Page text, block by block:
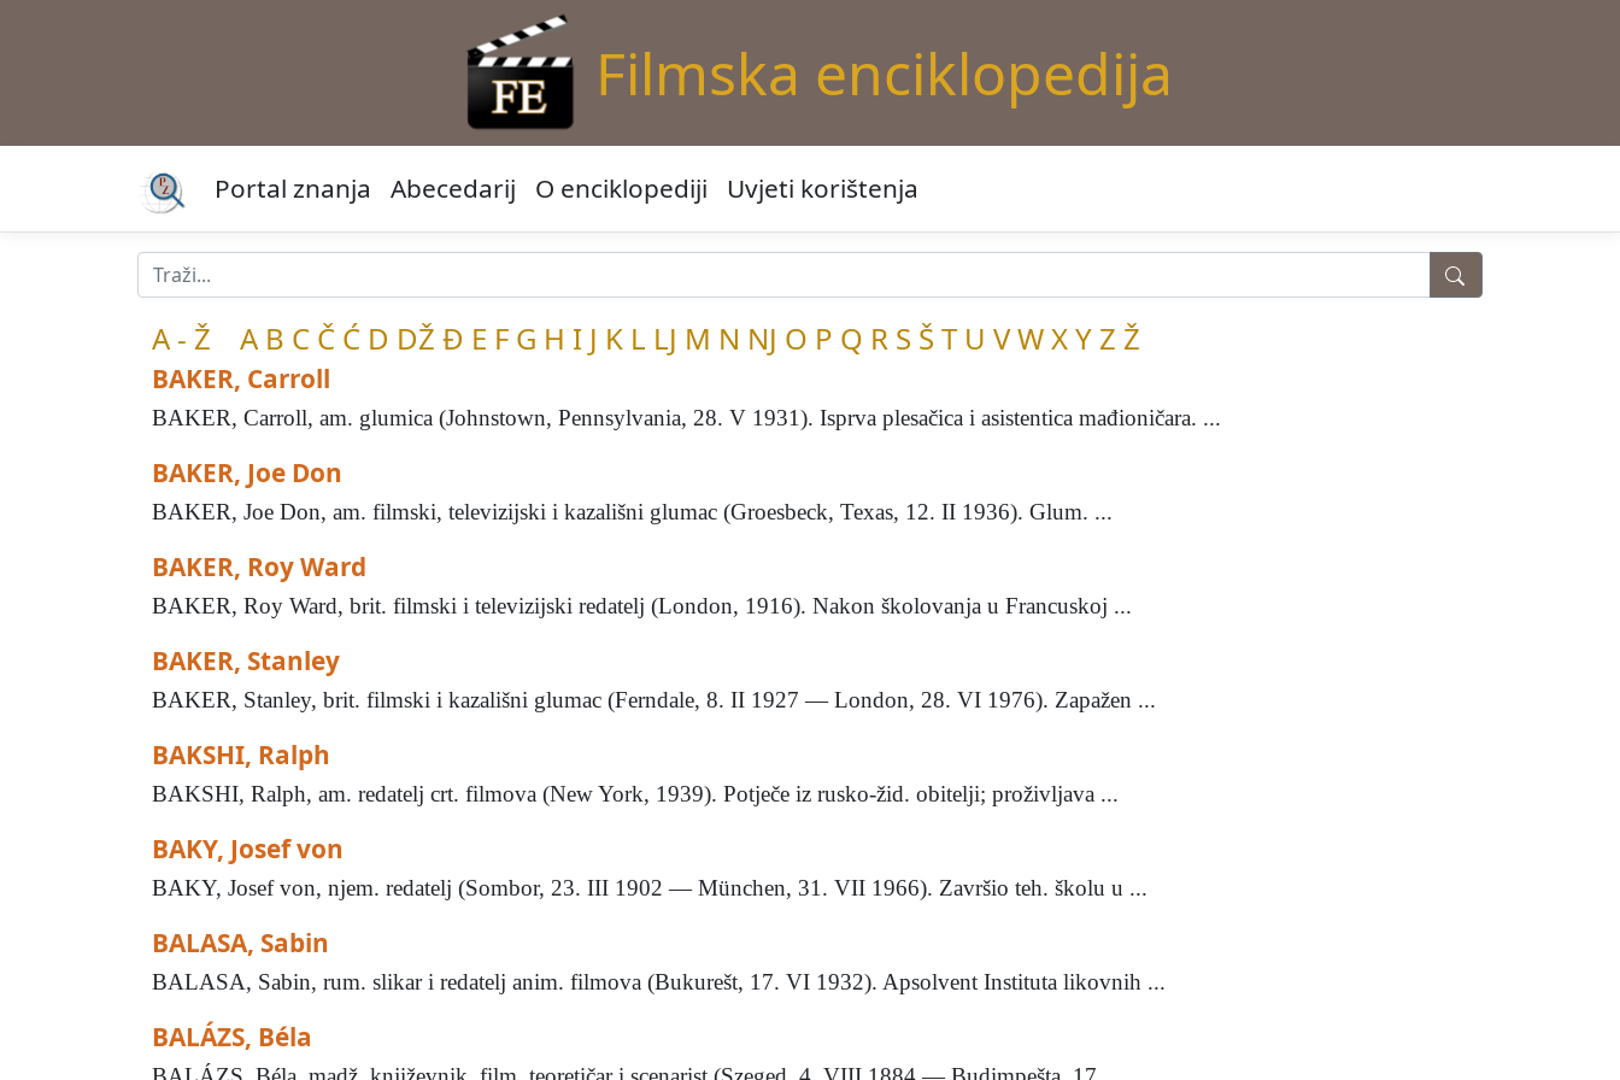
Filmska enciklopedija
Portal znanja Abecedarij O enciklopediji Uvjeti korištenja
A - Ž A B C Č Ć D DŽ Đ E F G H I J K L LJ M N NJ O P Q R S Š T U VWXY Z Ž
BAKER, Carroll
BAKER, Carroll, am. glumica (Johnstown, Pennsylvania, 28. V 1931). Isprva plesačica i asistentica mađioničara. ...
BAKER, Joe Don
BAKER, Joe Don, am. filmski, televizijski i kazališni glumac (Groesbeck, Texas, 12. II 1936). Glum. ...
BAKER, Roy Ward
BAKER, Roy Ward, brit. filmski i televizijski redatelj (London, 1916). Nakon školovanja u Francuskoj ...
BAKER, Stanley
BAKER, Stanley, brit. filmski i kazališni glumac (Ferndale, 8. II 1927 — London, 28. VI 1976). Zapažen ...
BAKSHI, Ralph
BAKSHI, Ralph, am. redatelj crt. filmova (New York, 1939). Potječe iz rusko-žid. obitelji; proživljava ...
BAKY, Josef von
BAKY, Josef von, njem. redatelj (Sombor, 23. III 1902 — München, 31. VII 1966). Završio teh. školu u ...
BALASA, Sabin
BALASA, Sabin, rum. slikar i redatelj anim. filmova (Bukurešt, 17. VI 1932). Apsolvent Instituta likovnih ...
BALÁZS, Béla